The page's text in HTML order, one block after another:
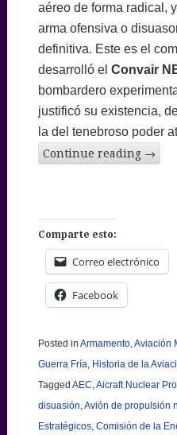
aéreo de forma radical,
arma ofensiva o
definitiva. Este es el
desarrolló el Convair
bombardero
justificó su existencia,
la del tenebroso poder
Continue reading →
Comparte esto:
Correo electrónico
Facebook
Posted in Armamento,Aviación
Guerra Fría, Historia de la
Tagged AEC,Aicraft Nuclear
disuasión,Avión de propulsión
Estratégicos, Comisión de la